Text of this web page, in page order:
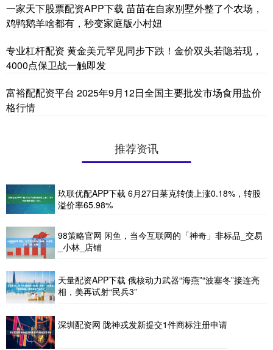
一家天下股票配资APP下载 苗苗在自家别墅外整了个农场，
鸡鸭鹅羊啥都有，秒变家庭版小村妞
专业杠杆配资 黄金美元罕见同步下跌！金价双头若隐若现，
4000点保卫战一触即发
富裕配配资平台 2025年9月12日全国主要批发市场食用盐价
格行情
推荐资讯
玖联优配APP下载 6月27日莱克转债上涨0.18%，转股
溢价率65.98%
98策略官网 闲鱼，当今互联网的「神奇」非标品_交易
_小林_店铺
天量配资APP下载 俄核动力武器“海燕”“波塞冬”接连亮
相，美再试射“民兵3”
深圳配资网 陇神戎发新提交1件商标注册申请